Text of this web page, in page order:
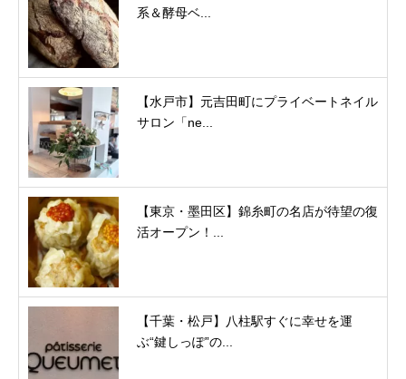
系＆酵母ベ...
【水戸市】元吉田町にプライベートネイル
サロン「ne...
【東京・墨田区】錦糸町の名店が待望の復
活オープン！...
【千葉・松戸】八柱駅すぐに幸せを運
ぶ“鍵しっぽ”の...